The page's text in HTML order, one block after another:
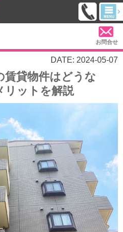
お問合せ
DATE: 2024-05-07
賃貸物件はどうな
リットを解説